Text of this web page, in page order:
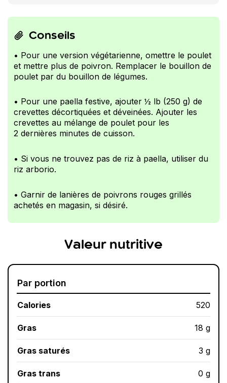
Conseils
• Pour une version végétarienne, omettre le poulet
et mettre plus de poivron. Remplacer le bouillon de
poulet par du bouillon de légumes.
• Pour une paella festive, ajouter ½ lb (250 g) de
crevettes décortiquées et déveinées. Ajouter les
crevettes au mélange de poulet pour les
2 dernières minutes de cuisson.
• Si vous ne trouvez pas de riz à paella, utiliser du
riz arborio.
• Garnir de lanières de poivrons rouges grillés
achetés en magasin, si désiré.
Valeur nutritive
Par portion
Calories 520
Gras 18 g
Gras saturés 3 g
Gras trans 0 g